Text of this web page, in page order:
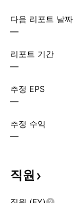
다음 리포트 날짜
—
리포트 기간
—
추정 EPS
—
추정 수익
—
직원